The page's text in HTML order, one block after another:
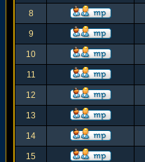
8
9
10
11
12
13
14
15